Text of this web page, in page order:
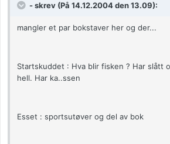
- skrev (På 14.12.2004 den 13.09):
mangler et par bokstaver her og der...
Startskuddet : Hva blir fisken ? Har slått
hell. Har ka..ssen
Esset : sportsutøver og del av bok